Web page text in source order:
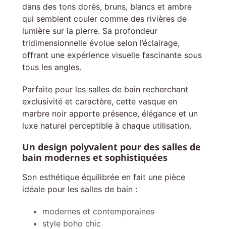
dans des tons dorés, bruns, blancs et ambre
qui semblent couler comme des rivières de
lumière sur la pierre. Sa profondeur
tridimensionnelle évolue selon l’éclairage,
offrant une expérience visuelle fascinante sous
tous les angles.
Parfaite pour les salles de bain recherchant
exclusivité et caractère, cette vasque en
marbre noir apporte présence, élégance et un
luxe naturel perceptible à chaque utilisation.
Un design polyvalent pour des salles de
bain modernes et sophistiquées
Son esthétique équilibrée en fait une pièce
idéale pour les salles de bain :
modernes et contemporaines
style boho chic